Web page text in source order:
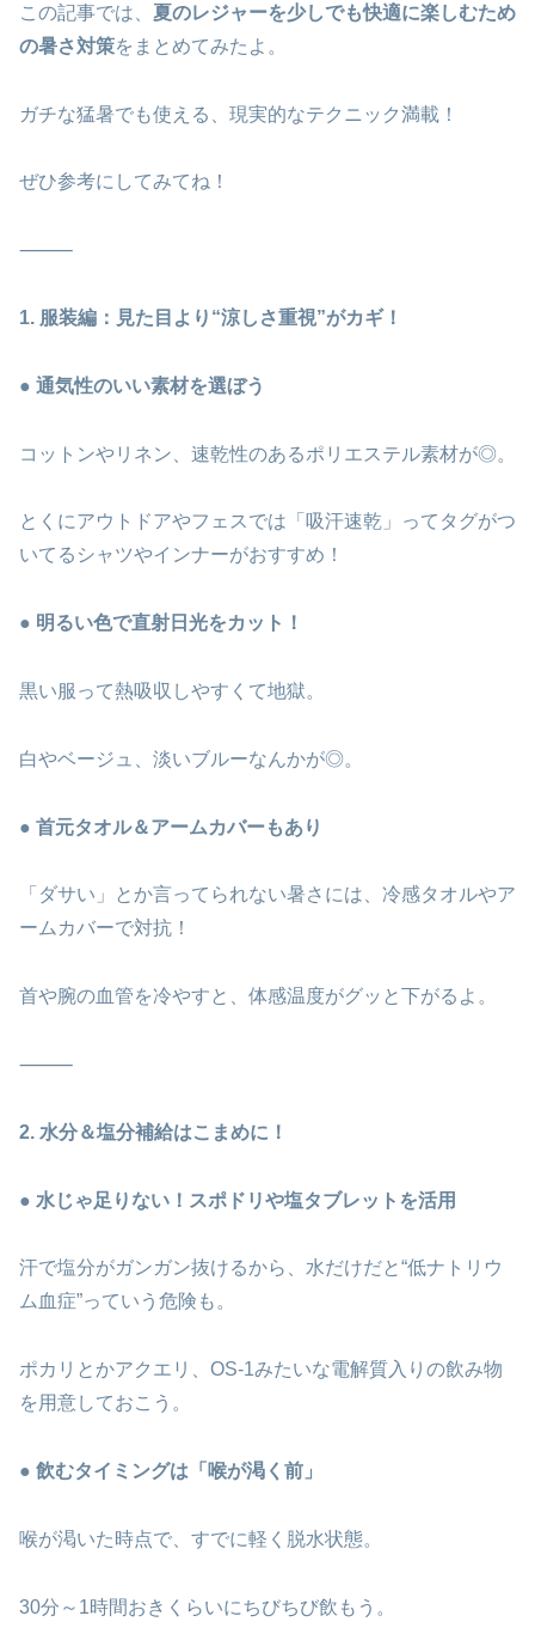
この記事では、 夏のレジャーを少しでも快適に楽しむため
の暑さ対策をまとめてみたよ。
ガチな猛暑でも使える、現実的なテクニック満載！
ぜひ参考にしてみてね！
⸻
1. 服装編：見た目より“涼しさ重視”がカギ！
● 通気性のいい素材を選ぼう
コットンやリネン、速乾性のあるポリエステル素材が◎。
とくにアウトドアやフェスでは「吸汗速乾」ってタグがつ
いてるシャツやインナーがおすすめ！
● 明るい色で直射日光をカット！
黒い服って熱吸収しやすくて地獄。
白やベージュ、淡いブルーなんかが◎。
● 首元タオル＆アームカバーもあり
「ダサい」とか言ってられない暑さには、冷感タオルやア
ームカバーで対抗！
首や腕の血管を冷やすと、体感温度がグッと下がるよ。
⸻
2. 水分＆塩分補給はこまめに！
● 水じゃ足りない！スポドリや塩タブレットを活用
汗で塩分がガンガン抜けるから、水だけだと“低ナトリウ
ム血症”っていう危険も。
ポカリとかアクエリ、OS-1みたいな電解質入りの飲み物
を用意しておこう。
● 飲むタイミングは「喉が渇く前」
喉が渇いた時点で、すでに軽く脱水状態。
30分～1時間おきくらいにちびちび飲もう。